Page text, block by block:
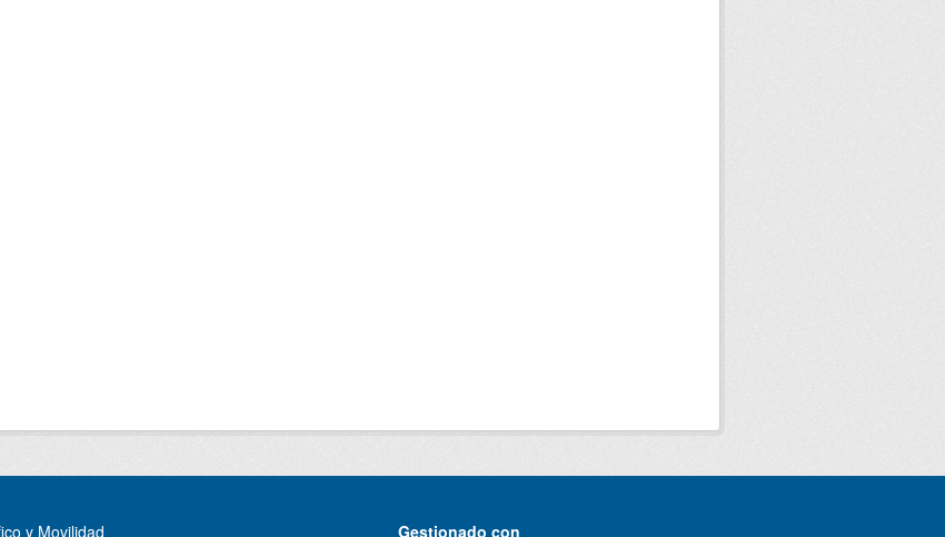
y Movilidad Gestionado con